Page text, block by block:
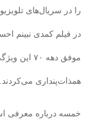
را در سریال‌های
در فیلم کمدی نبینم
موفق دهه
همذات‌پنداری می‌کردند.